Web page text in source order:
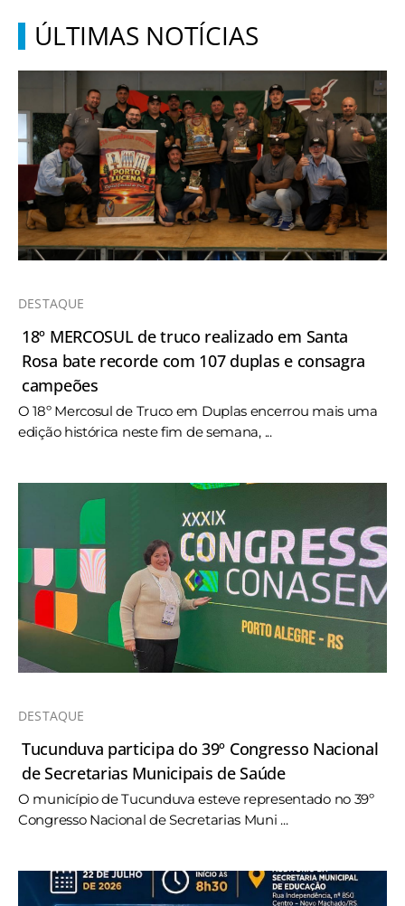
ÚLTIMAS NOTÍCIAS
DESTAQUE
18º MERCOSUL de truco realizado em Santa
Rosa bate recorde com 107 duplas e consagra
campeões
O 18º Mercosul de Truco em Duplas encerrou mais uma
edição histórica neste fim de semana, ...
DESTAQUE
Tucunduva participa do 39º Congresso Nacional
de Secretarias Municipais de Saúde
O município de Tucunduva esteve representado no 39º
Congresso Nacional de Secretarias Muni ...